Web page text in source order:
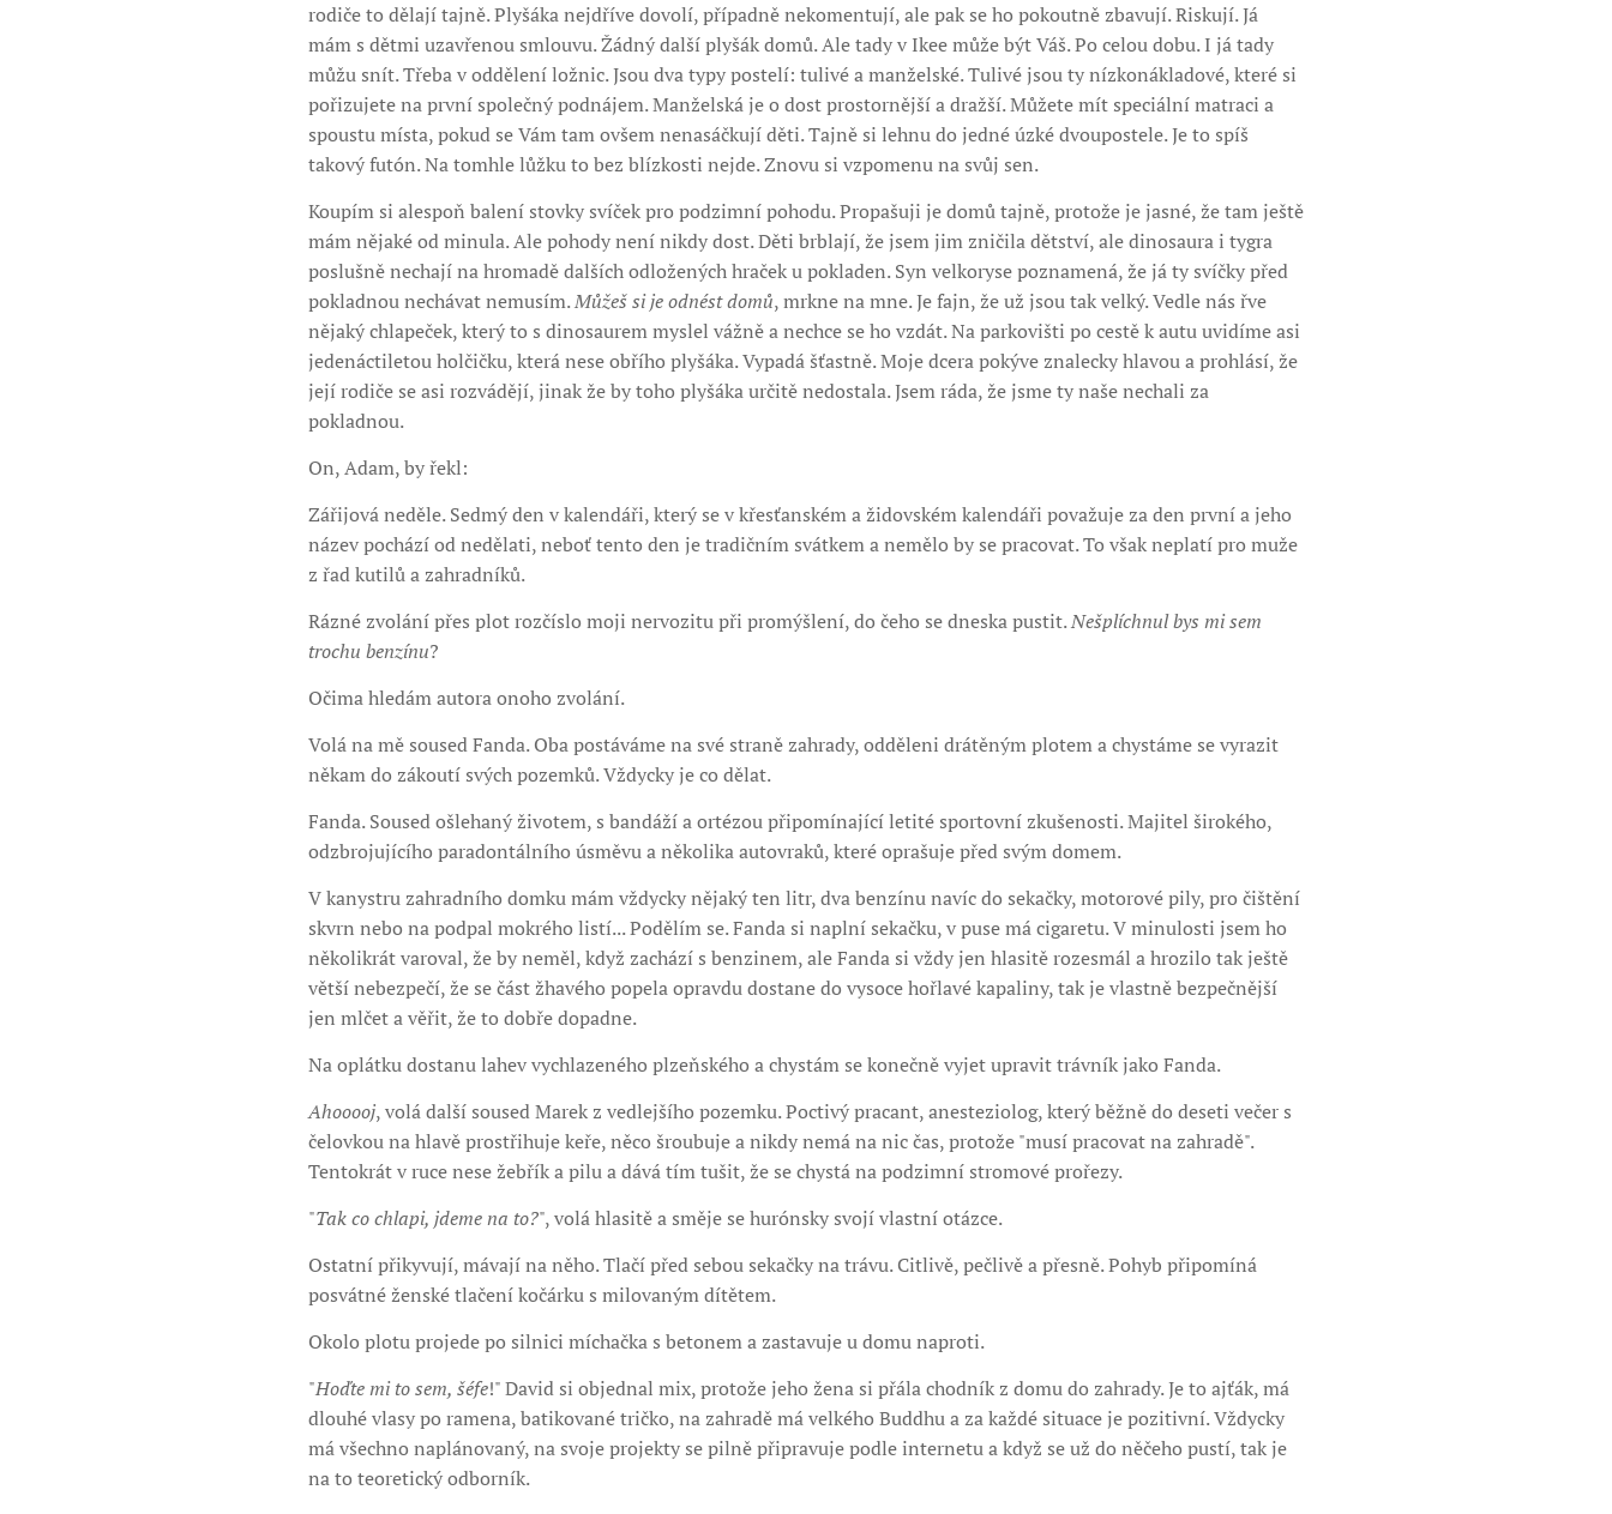
rodiče to dělají tajně. Plyšáka nejdříve dovolí, případně nekomentují, ale pak se ho pokoutně zbavují. Riskují. Já
mám s dětmi uzavřenou smlouvu. Žádný další plyšák domů. Ale tady v Ikee může být Váš. Po celou dobu. I já tady
můžu snít. Třeba v oddělení ložnic. Jsou dva typy postelí: tulivé a manželské. Tulivé jsou ty nízkonákladové, které si
pořizujete na první společný podnájem. Manželská je o dost prostornější a dražší. Můžete mít speciální matraci a
spoustu místa, pokud se Vám tam ovšem nenasáčkují děti. Tajně si lehnu do jedné úzké dvoupostele. Je to spíš
takový futón. Na tomhle lůžku to bez blízkosti nejde. Znovu si vzpomenu na svůj sen.
Koupím si alespoň balení stovky svíček pro podzimní pohodu. Propašuji je domů tajně, protože je jasné, že tam ještě
mám nějaké od minula. Ale pohody není nikdy dost. Děti brblají, že jsem jim zničila dětství, ale dinosaura i tygra
poslušně nechají na hromadě dalších odložených hraček u pokladen. Syn velkoryse poznamená, že já ty svíčky před
pokladnou nechávat nemusím.Můžeš si je odnést domů, mrkne na mne. Je fajn, že už jsou tak velký. Vedle nás řve
nějaký chlapeček, který to s dinosaurem myslel vážně a nechce se ho vzdát. Na parkovišti po cestě k autu uvidíme asi
jedenáctiletou holčičku, která nese obřího plyšáka. Vypadá šťastně. Moje dcera pokýve znalecky hlavou a prohlásí, že
její rodiče se asi rozvádějí, jinak že by toho plyšáka určitě nedostala. Jsem ráda, že jsme ty naše nechali za
pokladnou.
On, Adam, by řekl:
Zářijová neděle. Sedmý den v kalendáři, který se v křesťanském a židovském kalendáři považuje za den první a jeho
název pochází od nedělati, neboť tento den je tradičním svátkem a nemělo by se pracovat. To však neplatí pro muže
z řad kutilů a zahradníků.
Rázné zvolání přes plot rozčíslo moji nervozitu při promýšlení, do čeho se dneska pustit.Nešplíchnul bys mi sem
trochu benzínu?
Očima hledám autora onoho zvolání.
Volá na mě soused Fanda. Oba postáváme na své straně zahrady, odděleni drátěným plotem a chystáme se vyrazit
někam do zákoutí svých pozemků. Vždycky je co dělat.
Fanda. Soused ošlehaný životem, s bandáží a ortézou připomínající letité sportovní zkušenosti. Majitel širokého,
odzbrojujícího paradontálního úsměvu a několika autovraků, které oprašuje před svým domem.
V kanystru zahradního domku mám vždycky nějaký ten litr, dva benzínu navíc do sekačky, motorové pily, pro čištění
skvrn nebo na podpal mokrého listí... Podělím se. Fanda si naplní sekačku, v puse má cigaretu. V minulosti jsem ho
několikrát varoval, že by neměl, když zachází s benzinem, ale Fanda si vždy jen hlasitě rozesmál a hrozilo tak ještě
větší nebezpečí, že se část žhavého popela opravdu dostane do vysoce hořlavé kapaliny, tak je vlastně bezpečnější
jen mlčet a věřit, že to dobře dopadne.
Na oplátku dostanu lahev vychlazeného plzeňského a chystám se konečně vyjet upravit trávník jako Fanda.
Ahooooj, volá další soused Marek z vedlejšího pozemku. Poctivý pracant, anesteziolog, který běžně do deseti večer s
čelovkou na hlavě prostřihuje keře, něco šroubuje a nikdy nemá na nic čas, protože "musí pracovat na zahradě".
Tentokrát v ruce nese žebřík a pilu a dává tím tušit, že se chystá na podzimní stromové prořezy.
"Tak co chlapi, jdeme na to?", volá hlasitě a směje se hurónsky svojí vlastní otázce.
Ostatní přikyvují, mávají na něho. Tlačí před sebou sekačky na trávu. Citlivě, pečlivě a přesně. Pohyb připomíná
posvátné ženské tlačení kočárku s milovaným dítětem.
Okolo plotu projede po silnici míchačka s betonem a zastavuje u domu naproti.
"Hoďte mi to sem, šéfe!" David si objednal mix, protože jeho žena si přála chodník z domu do zahrady. Je to ajťák, má
dlouhé vlasy po ramena, batikované tričko, na zahradě má velkého Buddhu a za každé situace je pozitivní. Vždycky
má všechno naplánovaný, na svoje projekty se pilně připravuje podle internetu a když se už do něčeho pustí, tak je
na to teoretický odborník.